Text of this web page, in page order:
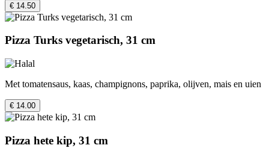
€ 14.50
Pizza Turks vegetarisch, 31 cm
Met tomatensaus, kaas, champignons, paprika, olijven, mais en uien
€ 14.00
Pizza hete kip, 31 cm